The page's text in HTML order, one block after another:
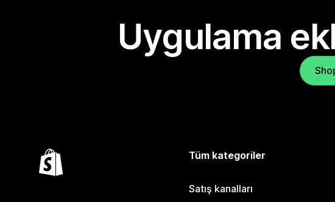
Uygulama
Tüm kategoriler
Satış kanalları